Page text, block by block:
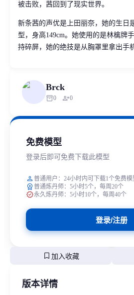
被击败，茜回到了现实世界。
新条茜的声优是上田丽奈，她的生日
型，身高149cm。她使用的是林檎牌
持碎屏，她的绝技是从胸罩里拿出手
Brck
inventory_20 person_add0
免费模型
登录后即可免费下载此模型
person 普通用户：24小时内可下载1个免费模
workspace_premium 普通炼丹师：5小时5个，每周20个
verified永久炼丹师：5小时10个，每周40个
登录/注册
bookmark 加入收藏
版本详情